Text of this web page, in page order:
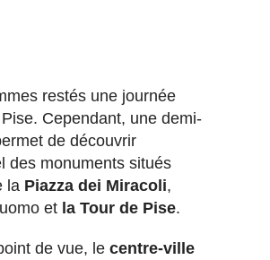
restés une journée
Cependant, une demi-
de découvrir
des monuments situés
la Piazza dei Miracoli,
et la Tour de Pise.
de vue, le centre-ville